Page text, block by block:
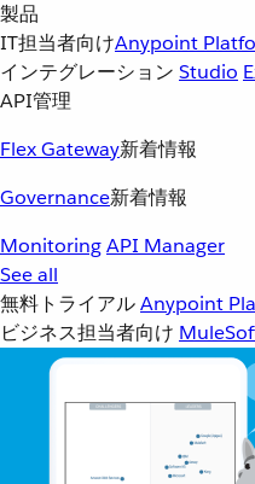
製品
IT担当者向けAnypoint
インテグレーション Studio
API管理
Flex Gateway新着情報
Governance新着情報
MonitoringAPI Manager
See all
無料トライアルAnypoint
ビジネス担当者向け